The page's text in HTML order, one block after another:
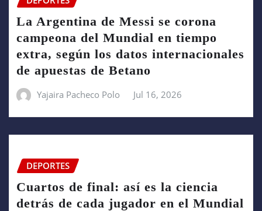
La Argentina de Messi se corona
campeona del Mundial en tiempo
extra, según los datos internacionales
de apuestas de Betano
Yajaira Pacheco Polo Jul 16, 2026
DEPORTES
Cuartos de final: así es la ciencia
detrás de cada jugador en el Mundial